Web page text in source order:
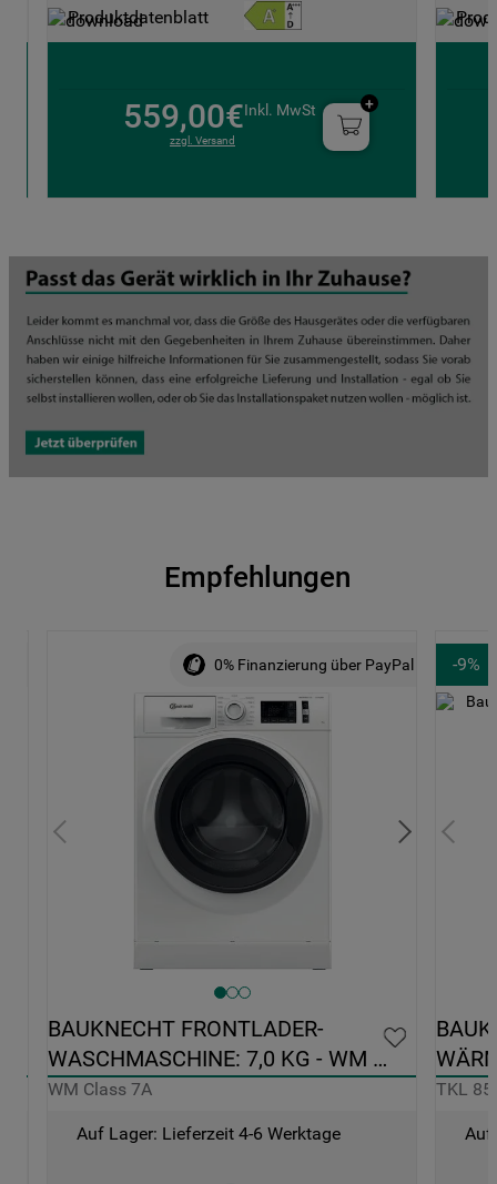
Produktdatenblatt
559,00€Inkl. MwSt
zzgl. Versand
Empfehlungen
WM
SUMMER SALE
BAUKNECHT
WÄRMEPUMPENTROCKNER:
FREISTEHEND, 8,0 KG - TKL 85C WBS
TKL 85C WBS
Auf Lager: Lieferzeit 4-6 Werktage